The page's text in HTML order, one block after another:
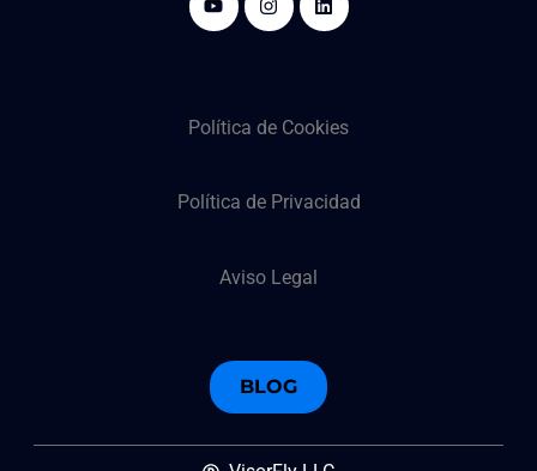
Política de Cookies
Política de Privacidad
Aviso Legal
BLOG